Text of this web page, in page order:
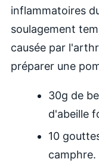
inflammatoires
soulagement
causée par
préparer une
30g de
d'abeille
10
camphre.